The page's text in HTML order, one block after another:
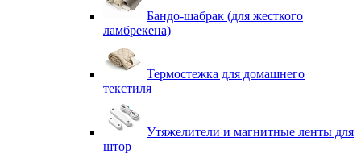
Бандо-шабрак (для жесткого
ламбрекена)
Термостежка для домашнего
текстиля
Утяжелители и магнитные ленты для
штор